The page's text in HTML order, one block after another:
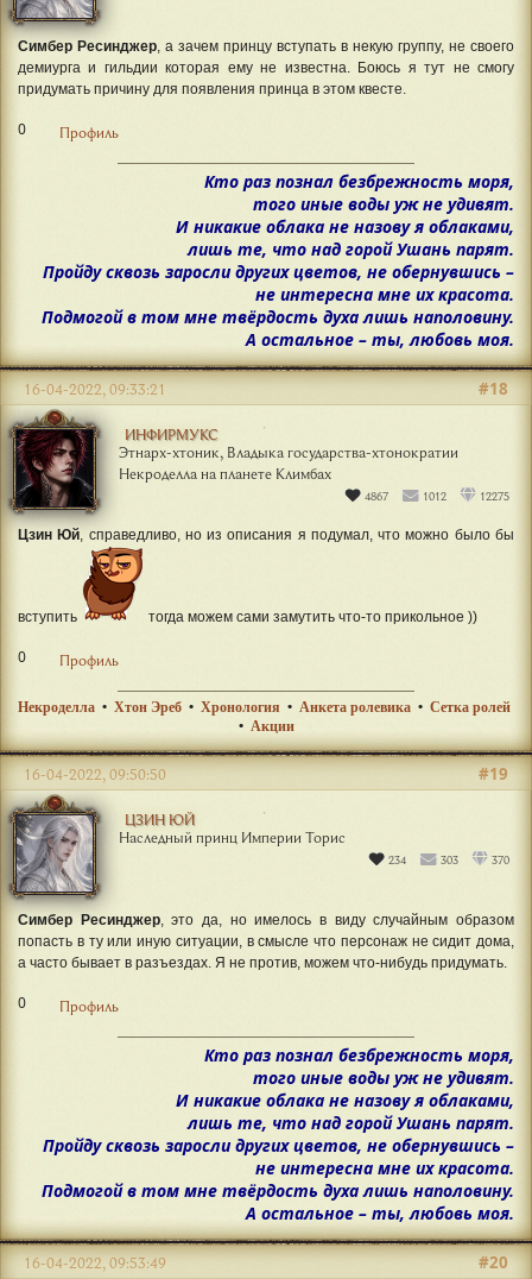
Симбер Ресинджер, а зачем принцу вступать в некую группу, не своего
демиурга и гильдии которая ему не известна. Боюсь я тут не смогу
придумать причину для появления принца в этом квесте.
0 Профиль
Кто раз познал безбрежность моря,
того иные воды уж не удивят.
И никакие облака не назову я облаками,
лишь те, что над горой Ушань парят.
Пройду сквозь заросли других цветов, не обернувшись –
не интересна мне их красота.
Подмогой в том мне твёрдость духа лишь наполовину.
А остальное – ты, любовь моя.
ИНФИРМУКС
Этнарх-хтоник, Владыка государства-хтонократии
Некроделла на планете Климбах
4867 1012 12275
#18
16-04-2022, 09:33:21
Цзин Юй, справедливо, но из описания я подумал, что можно было бы
вступить тогда можем сами замутить что-то прикольное ))
0 Профиль
Некроделла • Хтон Эреб • Хронология • Анкета ролевика • Сетка ролей
• Акции
ЦЗИН ЮЙ
Наследный принц Империи Торис
234 303 370
#19
16-04-2022, 09:50:50
Симбер Ресинджер, это да, но имелось в виду случайным образом
попасть в ту или иную ситуации, в смысле что персонаж не сидит дома,
а часто бывает в разъездах. Я не против, можем что-нибудь придумать.
0 Профиль
Кто раз познал безбрежность моря,
того иные воды уж не удивят.
И никакие облака не назову я облаками,
лишь те, что над горой Ушань парят.
Пройду сквозь заросли других цветов, не обернувшись –
не интересна мне их красота.
Подмогой в том мне твёрдость духа лишь наполовину.
А остальное – ты, любовь моя.
#20
16-04-2022, 09:53:49